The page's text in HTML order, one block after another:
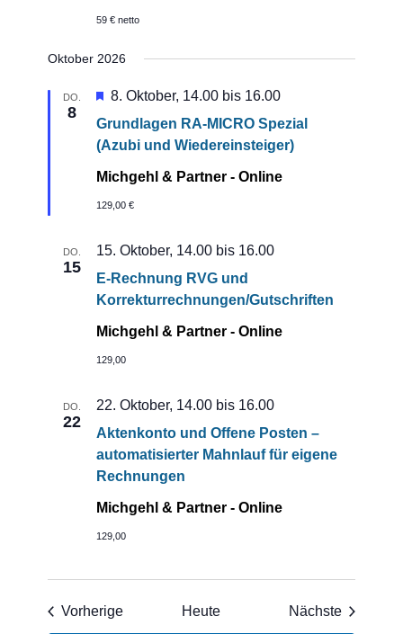
59 € netto
Oktober 2026
DO.
8
Grundlagen RA-MICRO Spezial
(Azubi und Wiedereinsteiger)
Hervorgehoben
8. Oktober, 14.00 bis 16.00
Michgehl & Partner - Online
129,00 €
DO.
15
E-Rechnung RVG und
Korrekturrechnungen/Gutschriften
15. Oktober, 14.00 bis 16.00
Michgehl & Partner - Online
129,00
DO.
22
Aktenkonto und Offene Posten –
automatisierter Mahnlauf für eigene
Rechnungen
22. Oktober, 14.00 bis 16.00
Michgehl & Partner - Online
129,00
VorherigeVeranstaltungen
Heute Nächste